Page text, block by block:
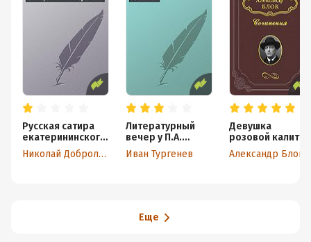
Русская сатира
екатерининского
времени
Николай Добролюбов
Литературный
вечер у П.А.
Плетнева
Иван Тургенев
Девушка
розовой калитки
и муравьиный
царь
Александр Блок
Еще